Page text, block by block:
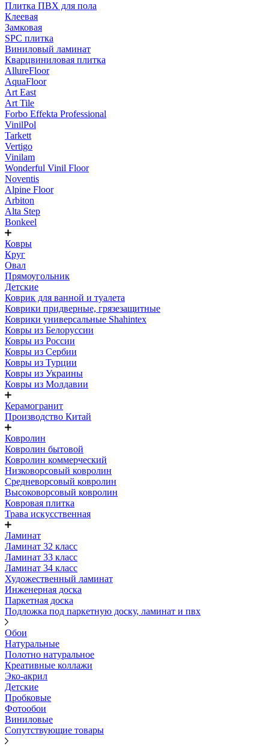
Плитка ПВХ для пола
Клеевая
Замковая
SPC плитка
Виниловый ламинат
Кварцвиниловая плитка
AllureFloor
AquaFloor
Art East
Art Tile
Forbo Effekta Professional
VinilPol
Tarkett
Vertigo
Vinilam
Wonderful Vinil Floor
Noventis
Alpine Floor
Arbiton
Alta Step
Bonkeel
Ковры
Круг
Овал
Прямоугольник
Детские
Коврик для ванной и туалета
Коврики придверные, грязезащитные
Коврики универсальные Shahintex
Ковры из Белоруссии
Ковры из России
Ковры из Сербии
Ковры из Турции
Ковры из Украины
Ковры из Молдавии
Керамогранит
Производство Китай
Ковролин
Ковролин бытовой
Ковролин коммерческий
Низковорсовый ковролин
Средневорсовый ковролин
Высоковорсовый ковролин
Ковровая плитка
Трава искусственная
Ламинат
Ламинат 32 класс
Ламинат 33 класс
Ламинат 34 класс
Художественный ламинат
Инженерная доска
Паркетная доска
Подложка под паркетную доску, ламинат и пвх
Обои
Натуральные
Полотно натуральное
Креативные коллажи
Эко-акрил
Детские
Пробковые
Фотообои
Виниловые
Сопутствующие товары